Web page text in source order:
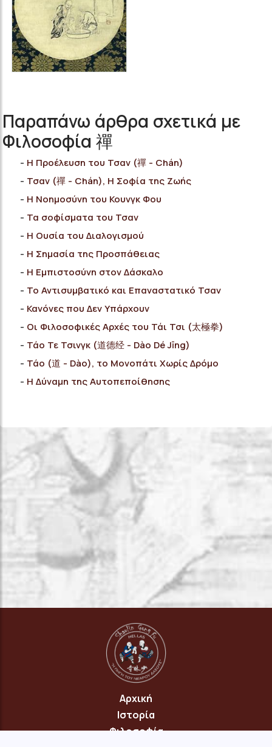
Παραπάνω άρθρα σχετικά με
Φιλοσοφία 禪
Η Προέλευση του Τσαν (禪 - Chán)
Τσαν (禪 - Chán), Η Σοφία της Ζωής
H Νοημοσύνη του Κουνγκ Φου
Τα σοφίσματα του Τσαν
H Ουσία του Διαλογισμού
H Σημασία της Προσπάθειας
Η Εμπιστοσύνη στον Δάσκαλο
Το Αντισυμβατικό και Επαναστατικό Τσαν
Κανόνες που Δεν Υπάρχουν
Οι Φιλοσοφικές Αρχές του Τάι Τσι (太極拳)
Τάο Τε Τσινγκ (道德经 - Dào Dé Jīng)
Τάο (道 - Dào), το Μονοπάτι Χωρίς Δρόμο
Η Δύναμη της Αυτοπεποίθησης
Αρχική
Ιστορία
Φιλοσοφία